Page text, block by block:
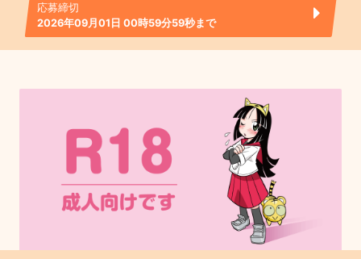
応募締切
2026年09月01日 00時59分59秒まで